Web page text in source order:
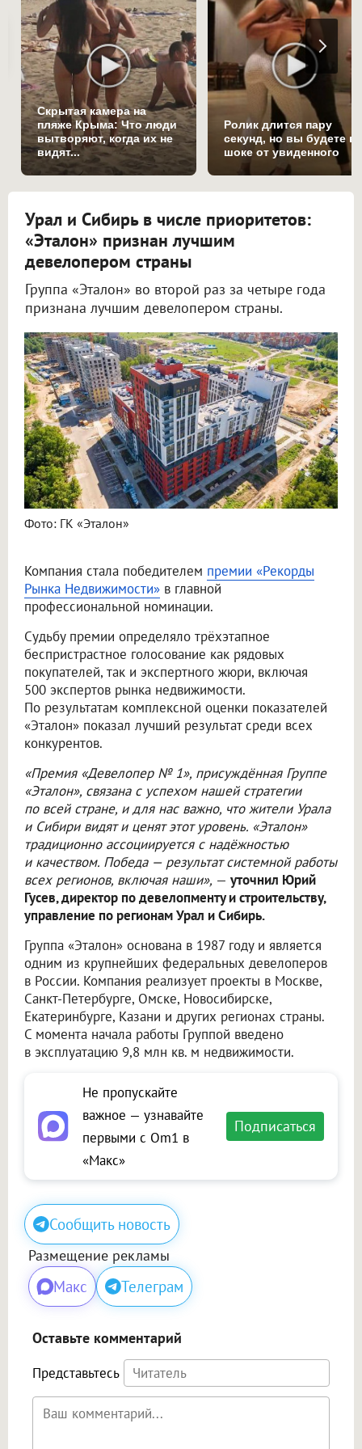
Скрытая камера на
пляже Крыма: Что люди
вытворяют, когда их не
видят...
Ролик длится пару
секунд, но вы будете в
шоке от увиденного
Урал и Сибирь в числе приоритетов:
«Эталон» признан лучшим
девелопером страны
Группа «Эталон» во второй раз за четыре года
признана лучшим девелопером страны.
Фото: ГК «Эталон»
Компания стала победителем премии «Рекорды
Рынка Недвижимости» в главной
профессиональной номинации.
Судьбу премии определяло трёхэтапное
беспристрастное голосование как рядовых
покупателей, так и экспертного жюри, включая
500 экспертов рынка недвижимости.
По результатам комплексной оценки показателей
«Эталон» показал лучший результат среди всех
конкурентов.
«Премия «Девелопер № 1», присуждённая Группе
«Эталон», связана с успехом нашей стратегии
по всей стране, и для нас важно, что жители Урала
и Сибири видят и ценят этот уровень. «Эталон»
традиционно ассоциируется с надёжностью
и качеством. Победа — результат системной работы
всех регионов, включая наши», — уточнил Юрий
Гусев, директор по девелопменту и строительству,
управление по регионам Урал и Сибирь.
Группа «Эталон» основана в 1987 году и является
одним из крупнейших федеральных девелоперов
в России. Компания реализует проекты в Москве,
Санкт-Петербурге, Омске, Новосибирске,
Екатеринбурге, Казани и других регионах страны.
С момента начала работы Группой введено
в эксплуатацию 9,8 млн кв. м недвижимости.
Не пропускайте
важное — узнавайте
первыми с Om1 в
«Макс»
Подписаться
Сообщить новость
Размещение рекламы
Макс Телеграм
Оставьте комментарий
Представьтесь